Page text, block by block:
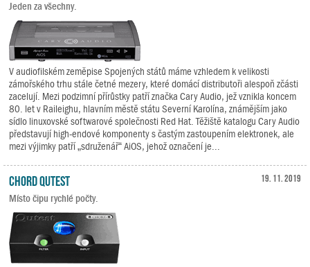
Jeden za všechny.
V audiofilském zeměpise Spojených států máme vzhledem k velikosti
zámořského trhu stále četné mezery, které domácí distributoři alespoň zčásti
zacelují. Mezi podzimní přírůstky patří značka Cary Audio, jež vznikla koncem
80. let v Raileighu, hlavním městě státu Severní Karolína, známějším jako
sídlo linuxovské softwarové společnosti Red Hat. Těžiště katalogu Cary Audio
představují high-endové komponenty s častým zastoupením elektronek, ale
mezi výjimky patří „sdruženář“ AiOS, jehož označení je...
19. 11. 2019
Chord Qutest
Místo čipu rychlé počty.